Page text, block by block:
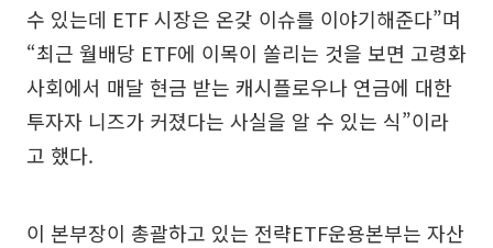
수 있는데 ETF 시장은 온갖 이슈를 이야기해준다”며
“최근 월배당 ETF에 이목이 쏠리는 것을 보면 고령화
사회에서 매달 현금 받는 캐시플로우나 연금에 대한
투자자 니즈가 커졌다는 사실을 알 수 있는 식”이라
고 했다.
이 본부장이 총괄하고 있는 전략ETF운용본부는 자산